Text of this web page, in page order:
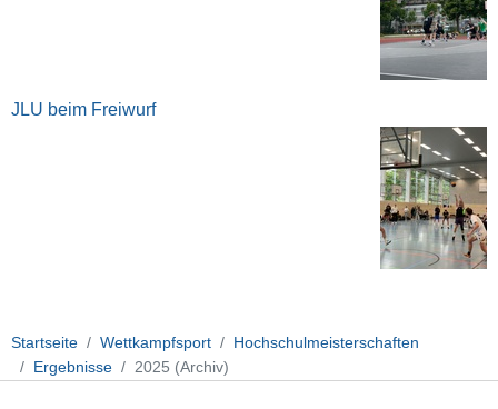
JLU beim Freiwurf
Startseite Wettkampfsport
Hochschulmeisterschaften
Ergebnisse
2025 (Archiv)